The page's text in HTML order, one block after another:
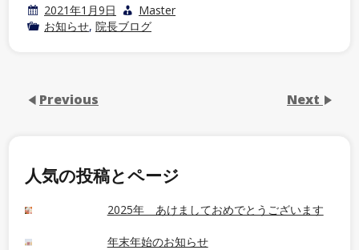
2021年1月9日
Master
お知らせ, 院長ブログ
Previous Next
人気の投稿とページ
2025年 あけましておめでとうございます
年末年始のお知らせ